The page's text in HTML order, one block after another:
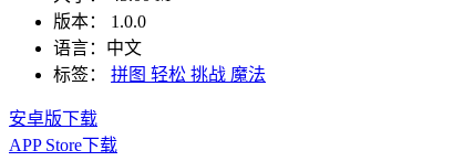
版本：
1.0.0
语言： 中文
标签：
拼图 轻松 挑战 魔法
安卓版下载
APP Store下载